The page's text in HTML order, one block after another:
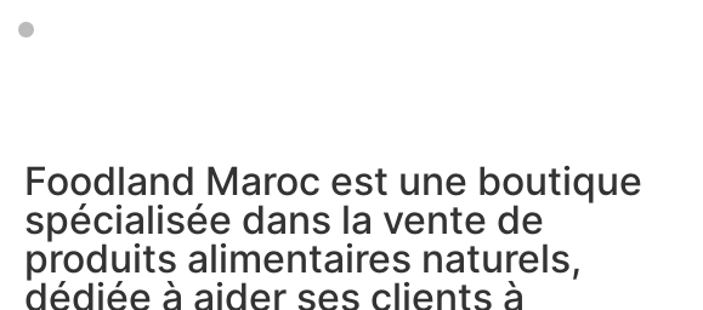
Foodland Maroc est une boutique
spécialisée dans la vente de
produits alimentaires naturels,
dédiée à aider ses clients à